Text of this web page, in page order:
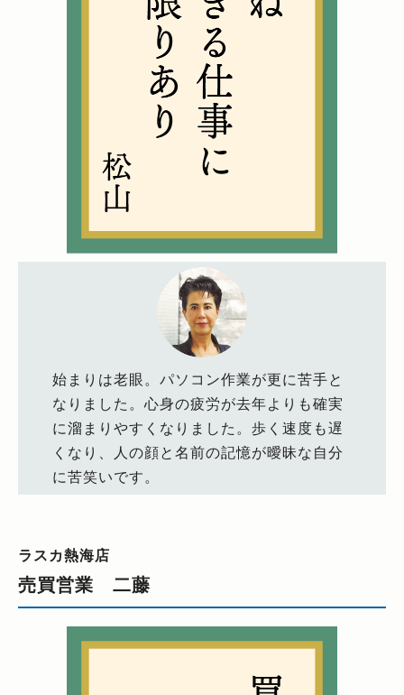
始まりは老眼。パソコン作業が更に苦手と
なりました。心身の疲労が去年よりも確実
に溜まりやすくなりました。歩く速度も遅
くなり、人の顔と名前の記憶が曖昧な自分
に苦笑いです。
ラスカ熱海店
売買営業 二藤